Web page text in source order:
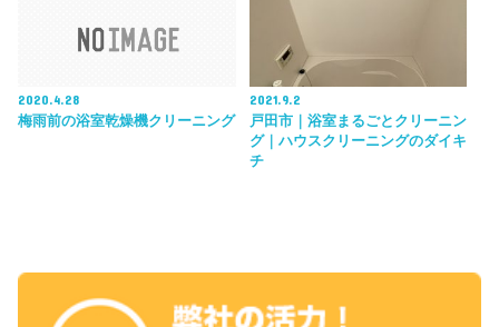
2020.4.28
梅雨前の浴室乾燥機クリーニング
2021.9.2
戸田市｜浴室まるごとクリーニン
グ｜ハウスクリーニングのダイキ
チ